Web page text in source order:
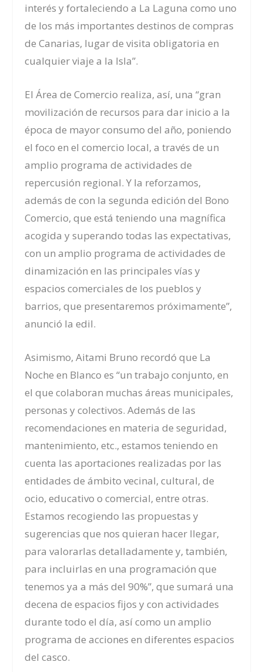
interés y fortaleciendo a La Laguna como uno
de los más importantes destinos de compras
de Canarias, lugar de visita obligatoria en
cualquier viaje a la Isla”.
El Área de Comercio realiza, así, una “gran
movilización de recursos para dar inicio a la
época de mayor consumo del año, poniendo
el foco en el comercio local, a través de un
amplio programa de actividades de
repercusión regional. Y la reforzamos,
además de con la segunda edición del Bono
Comercio, que está teniendo una magnífica
acogida y superando todas las expectativas,
con un amplio programa de actividades de
dinamización en las principales vías y
espacios comerciales de los pueblos y
barrios, que presentaremos próximamente”,
anunció la edil.
Asimismo, Aitami Bruno recordó que La
Noche en Blanco es “un trabajo conjunto, en
el que colaboran muchas áreas municipales,
personas y colectivos. Además de las
recomendaciones en materia de seguridad,
mantenimiento, etc., estamos teniendo en
cuenta las aportaciones realizadas por las
entidades de ámbito vecinal, cultural, de
ocio, educativo o comercial, entre otras.
Estamos recogiendo las propuestas y
sugerencias que nos quieran hacer llegar,
para valorarlas detalladamente y, también,
para incluirlas en una programación que
tenemos ya a más del 90%”, que sumará una
decena de espacios fijos y con actividades
durante todo el día, así como un amplio
programa de acciones en diferentes espacios
del casco.